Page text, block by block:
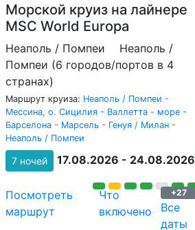
Морской круиз на лайнере
MSC World Europa
Неаполь / Помпеи
Неаполь /
Помпеи (6 городов/портов в 4
странах)
Маршрут круиза: Неаполь / Помпеи -
Мессина, о. Сицилия - Валлетта - море -
Барселона - Марсель - Генуя / Милан -
Неаполь / Помпеи
7 ночей 17.08.2026 - 24.08.2026
Посмотреть
маршрут
Что
включено
+27
Все
даты